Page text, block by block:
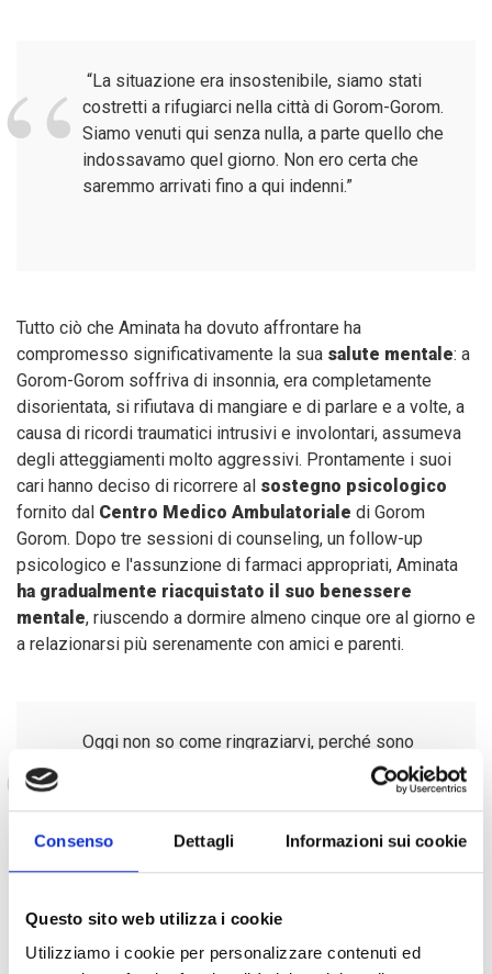
Consenso Dettagli Informazioni sui cookie
Questo sito web utilizza i cookie
Utilizziamo i cookie per personalizzare contenuti ed
“La situazione era insostenibile, siamo stati
costretti a rifugiarci nella città di Gorom-Gorom.
Siamo venuti qui senza nulla, a parte quello che
indossavamo quel giorno. Non ero certa che
saremmo arrivati fino a qui indenni.”
Tutto ciò che Aminata ha dovuto affrontare ha
compromesso significativamente la sua salute mentale: a
Gorom-Gorom soffriva di insonnia, era completamente
disorientata, si rifiutava di mangiare e di parlare e a volte, a
causa di ricordi traumatici intrusivi e involontari, assumeva
degli atteggiamenti molto aggressivi. Prontamente i suoi
cari hanno deciso di ricorrere al sostegno psicologico
fornito dal Centro Medico Ambulatoriale di Gorom
Gorom. Dopo tre sessioni di counseling, un follow-up
psicologico e l'assunzione di farmaci appropriati, Aminata
ha gradualmente riacquistato il suo benessere
mentale, riuscendo a dormire almeno cinque ore al giorno e
a relazionarsi più serenamente con amici e parenti.
Oggi non so come ringraziarvi, perché sono
venuta da voi vuota e persa nei miei pensieri,
soffrivo molto nella mia coscienza. Mi avete
mi hanno aiutato molto. In famiglia ho ripreso i
lavori di casa e mi ritrovo spesso con amici e